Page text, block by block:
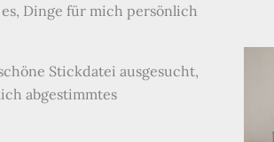
Dinge für mich persönlich
Stickdatei ausgesucht,
abgestimmtes